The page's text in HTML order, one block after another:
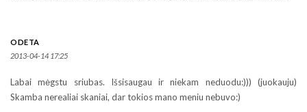
ODETA
2013-04-14 17:25
Labai mėgstu sriubas. Išsisaugau ir niekam neduodu:))) (juokauju)
Skamba nerealiai skaniai, dar tokios mano meniu nebuvo:)